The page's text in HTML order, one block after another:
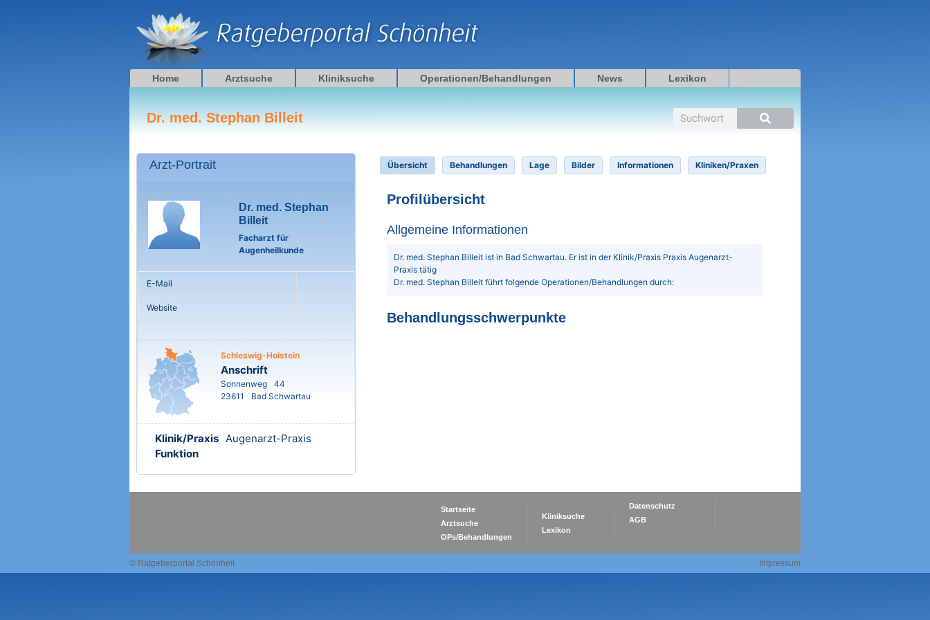
Home Arztsuche Kliniksuche Operationen/Behandlungen News Lexikon
Dr. med. Stephan Billeit Suche
Arzt-Portrait
Dr. med. Stephan
Billeit
Facharzt für
Augenheilkunde
E-Mail
Website
Schleswig-Holstein
Anschrift
Sonnenweg
44
23611
Bad Schwartau
Klinik/Praxis Augenarzt-Praxis
Funktion
Übersicht Behandlungen Lage Bilder Informationen Kliniken/Praxen
Profilübersicht
Allgemeine Informationen
Dr. med. Stephan Billeit ist in Bad Schwartau. Er ist in der Klinik/Praxis Praxis Augenarzt-
Praxis tätig
Dr. med. Stephan Billeit führt folgende Operationen/Behandlungen durch:
Behandlungsschwerpunkte
Startseite
Arztsuche
OPs/Behandlungen
Kliniksuche
Lexikon
Datenschutz
AGB
© Ratgeberportal Schönheit Impressum